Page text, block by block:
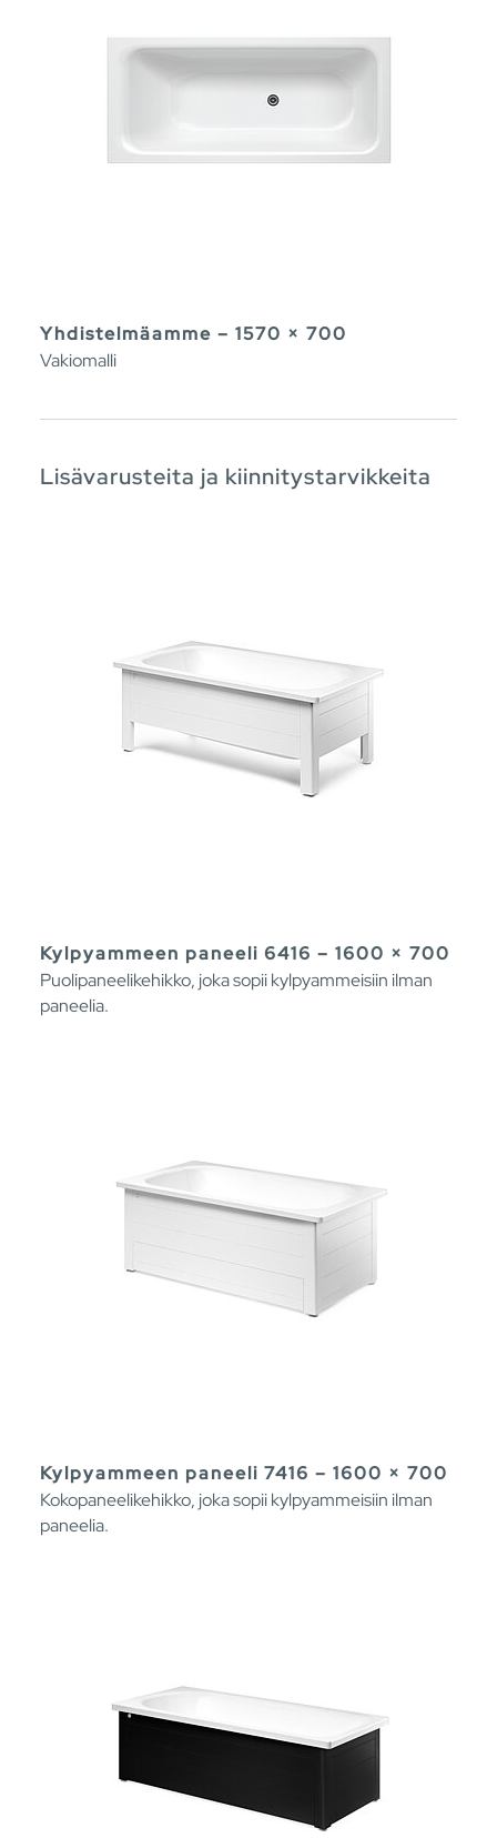
Yhdistelmäamme – 1570 × 700
Vakiomalli
Lisävarusteita ja kiinnitystarvikkeita
Kylpyammeen paneeli 6416 – 1600 × 700
Puolipaneelikehikko, joka sopii kylpyammeisiin ilman
paneelia.
Kylpyammeen paneeli 7416 – 1600 × 700
Kokopaneelikehikko, joka sopii kylpyammeisiin ilman
paneelia.